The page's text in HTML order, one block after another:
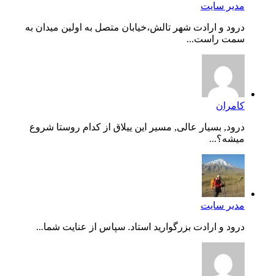
مدیر سایت
درود و ارادت شهر تالش،خیابان متصل به اولین میدان به
سمت راست...
کامران
درود, بسیار عالی, مسیر این ییلاق از کدام روستا شروع
میشه؟...
مدیر سایت
درود و ارادت بزرگوارید استاد. سپاس از عنایت شما...